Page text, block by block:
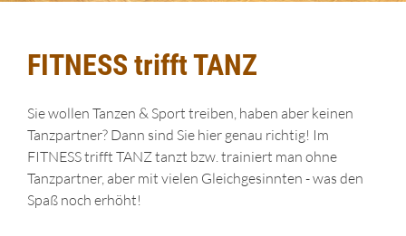
FITNESS trifft TANZ
Sie wollen Tanzen & Sport treiben, haben aber keinen
Tanzpartner? Dann sind Sie hier genau richtig! Im
FITNESS trifft TANZ tanzt bzw. trainiert man ohne
Tanzpartner, aber mit vielen Gleichgesinnten - was den
Spaß noch erhöht!